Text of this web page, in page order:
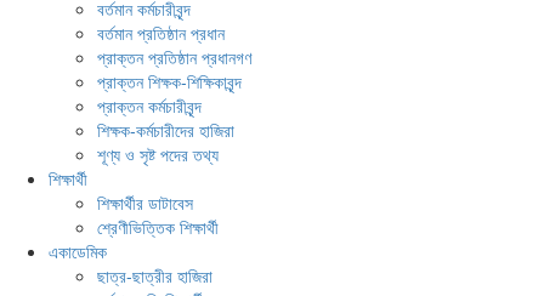
বর্তমান কর্মচারীবৃন্দ
বর্তমান প্রতিষ্ঠান প্রধান
প্রাক্তন প্রতিষ্ঠান প্রধানগণ
প্রাক্তন শিক্ষক-শিক্ষিকাবৃন্দ
প্রাক্তন কর্মচারীবৃন্দ
শিক্ষক-কর্মচারীদের হাজিরা
শূণ্য ও সৃষ্ট পদের তথ্য
শিক্ষার্থী
শিক্ষার্থীর ডাটাবেস
শ্রেণীভিত্তিক শিক্ষার্থী
একাডেমিক
ছাত্র-ছাত্রীর হাজিরা